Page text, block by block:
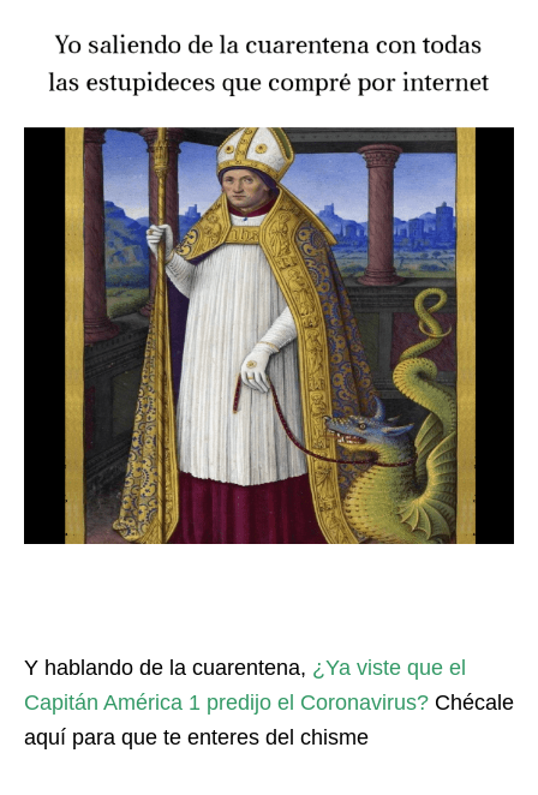
Y hablando de la cuarentena, ¿Ya viste que el
Capitán América 1 predijo el Coronavirus? Chécale
aquí para que te enteres del chisme